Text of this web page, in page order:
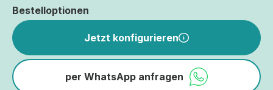
Bestelloptionen
Jetzt konfigurieren
per WhatsApp anfragen